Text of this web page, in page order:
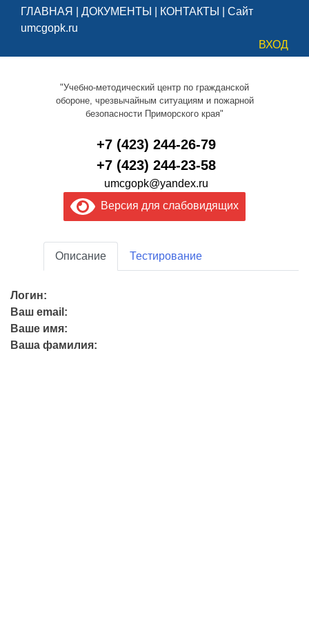
ГЛАВНАЯ ДОКУМЕНТЫ КОНТАКТЫ
Сайт
umcgopk.ru
ВХОД
"Учебно-методический центр по гражданской
обороне, чрезвычайным ситуациям и пожарной
безопасности Приморского края"
+7 (423) 244-26-79
+7 (423) 244-23-58
umcgopk@yandex.ru
Версия для слабовидящих
Описание Тестирование
Логин:
Ваш email:
Ваше имя:
Ваша фамилия: